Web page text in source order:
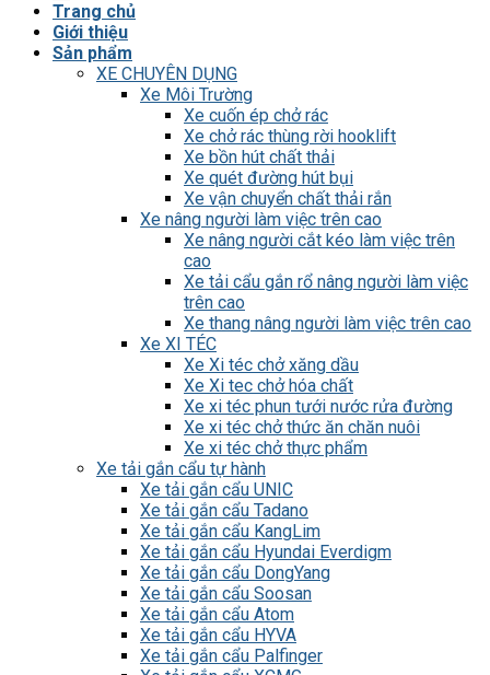
Trang chủ
Giới thiệu
Sản phẩm
XE CHUYÊN DỤNG
Xe Môi Trường
Xe cuốn ép chở rác
Xe chở rác thùng rời hooklift
Xe bồn hút chất thải
Xe quét đường hút bụi
Xe vận chuyển chất thải rắn
Xe nâng người làm việc trên cao
Xe nâng người cắt kéo làm việc trên
cao
Xe tải cẩu gắn rổ nâng người làm việc
trên cao
Xe thang nâng người làm việc trên cao
Xe XI TÉC
Xe Xi téc chở xăng dầu
Xe Xi tec chở hóa chất
Xe xi téc phun tưới nước rửa đường
Xe xi téc chở thức ăn chăn nuôi
Xe xi téc chở thực phẩm
Xe tải gắn cẩu tự hành
Xe tải gắn cẩu UNIC
Xe tải gắn cẩu Tadano
Xe tải gắn cẩu KangLim
Xe tải gắn cẩu Hyundai Everdigm
Xe tải gắn cẩu DongYang
Xe tải gắn cẩu Soosan
Xe tải gắn cẩu Atom
Xe tải gắn cẩu HYVA
Xe tải gắn cẩu Palfinger